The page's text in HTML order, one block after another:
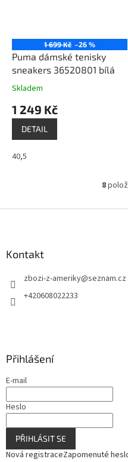
1 699 Kč –26 %
Puma dámské tenisky
sneakers 36520801 bílá
Skladem
1 249 Kč
DETAIL
40,5
8
Kontakt
zbozi-z-ameriky@seznam.cz
+420608022233
Přihlášení
E-mail
Heslo
PŘIHLÁSIT SE
Nová registraceZapomenuté